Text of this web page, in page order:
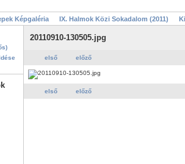
Képgaléria IX. Halmok Közi Sokadalom (2011)
20110910-130505.jpg
első előző
első előző